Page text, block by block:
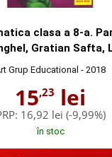
clasa a 8-a.
Gratian Safta,
Grup Educational - 2018
15,23 lei
16,92 lei (-9,99%)
în stoc